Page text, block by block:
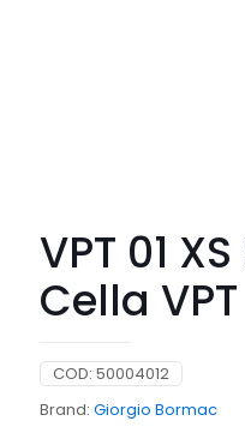
VPT 01
Cella VPT
COD: 50004012
Brand: Giorgio Bormac